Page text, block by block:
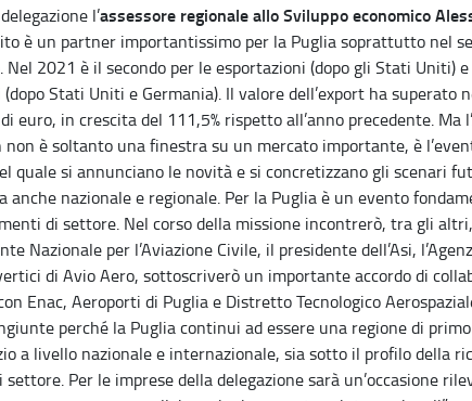
l’assessore regionale allo Sviluppo economico
è un partner importantissimo per la Puglia soprattutto nel
Nel 2021 è il secondo per le esportazioni (dopo gli Stati Uniti)
Stati Uniti e Germania). Il valore dell’export ha superato
euro, in crescita del 111,5% rispetto all’anno precedente. Ma
non è soltanto una finestra su un mercato importante, è
quale si annunciano le novità e si concretizzano gli scenari
anche nazionale e regionale. Per la Puglia è un evento
di settore. Nel corso della missione incontrerò, tra gli
Nazionale per l’Aviazione Civile, il presidente dell’Asi,
di Avio Aero, sottoscriverò un importante accordo di
Enac, Aeroporti di Puglia e Distretto Tecnologico
perché la Puglia continui ad essere una regione di
a livello nazionale e internazionale, sia sotto il profilo della
settore. Per le imprese della delegazione sarà un’occasione